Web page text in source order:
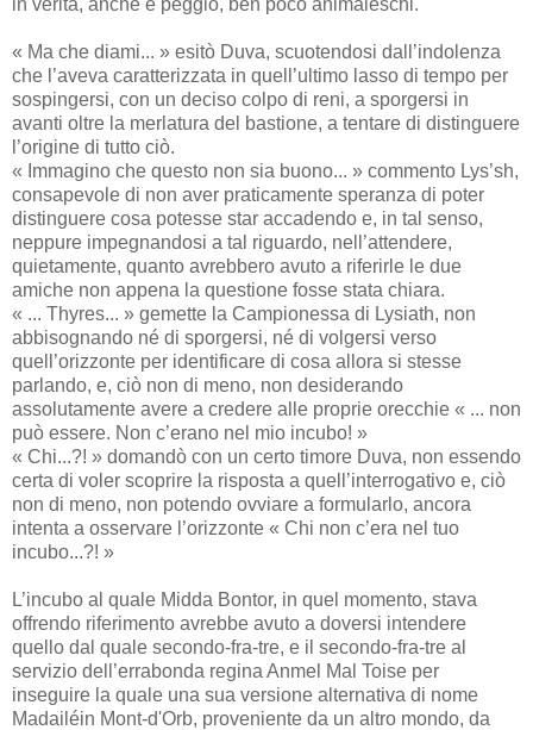
« Ma che diami... » esitò Duva, scuotendosi dall’indolenza
che l’aveva caratterizzata in quell’ultimo lasso di tempo per
sospingersi, con un deciso colpo di reni, a sporgersi in
avanti oltre la merlatura del bastione, a tentare di distinguere
l’origine di tutto ciò.
« Immagino che questo non sia buono... » commento Lys’sh,
consapevole di non aver praticamente speranza di poter
distinguere cosa potesse star accadendo e, in tal senso,
neppure impegnandosi a tal riguardo, nell’attendere,
quietamente, quanto avrebbero avuto a riferirle le due
amiche non appena la questione fosse stata chiara.
« ... Thyres... » gemette la Campionessa di Lysiath, non
abbisognando né di sporgersi, né di volgersi verso
quell’orizzonte per identificare di cosa allora si stesse
parlando, e, ciò non di meno, non desiderando
assolutamente avere a credere alle proprie orecchie « ... non
può essere. Non c’erano nel mio incubo! »
« Chi...?! » domandò con un certo timore Duva, non essendo
certa di voler scoprire la risposta a quell’interrogativo e, ciò
non di meno, non potendo ovviare a formularlo, ancora
intenta a osservare l’orizzonte « Chi non c’era nel tuo
incubo...?! »
L’incubo al quale Midda Bontor, in quel momento, stava
offrendo riferimento avrebbe avuto a doversi intendere
quello dal quale secondo-fra-tre, e il secondo-fra-tre al
servizio dell’errabonda regina Anmel Mal Toise per
inseguire la quale una sua versione alternativa di nome
Madailéin Mont-d'Orb, proveniente da un altro mondo, da